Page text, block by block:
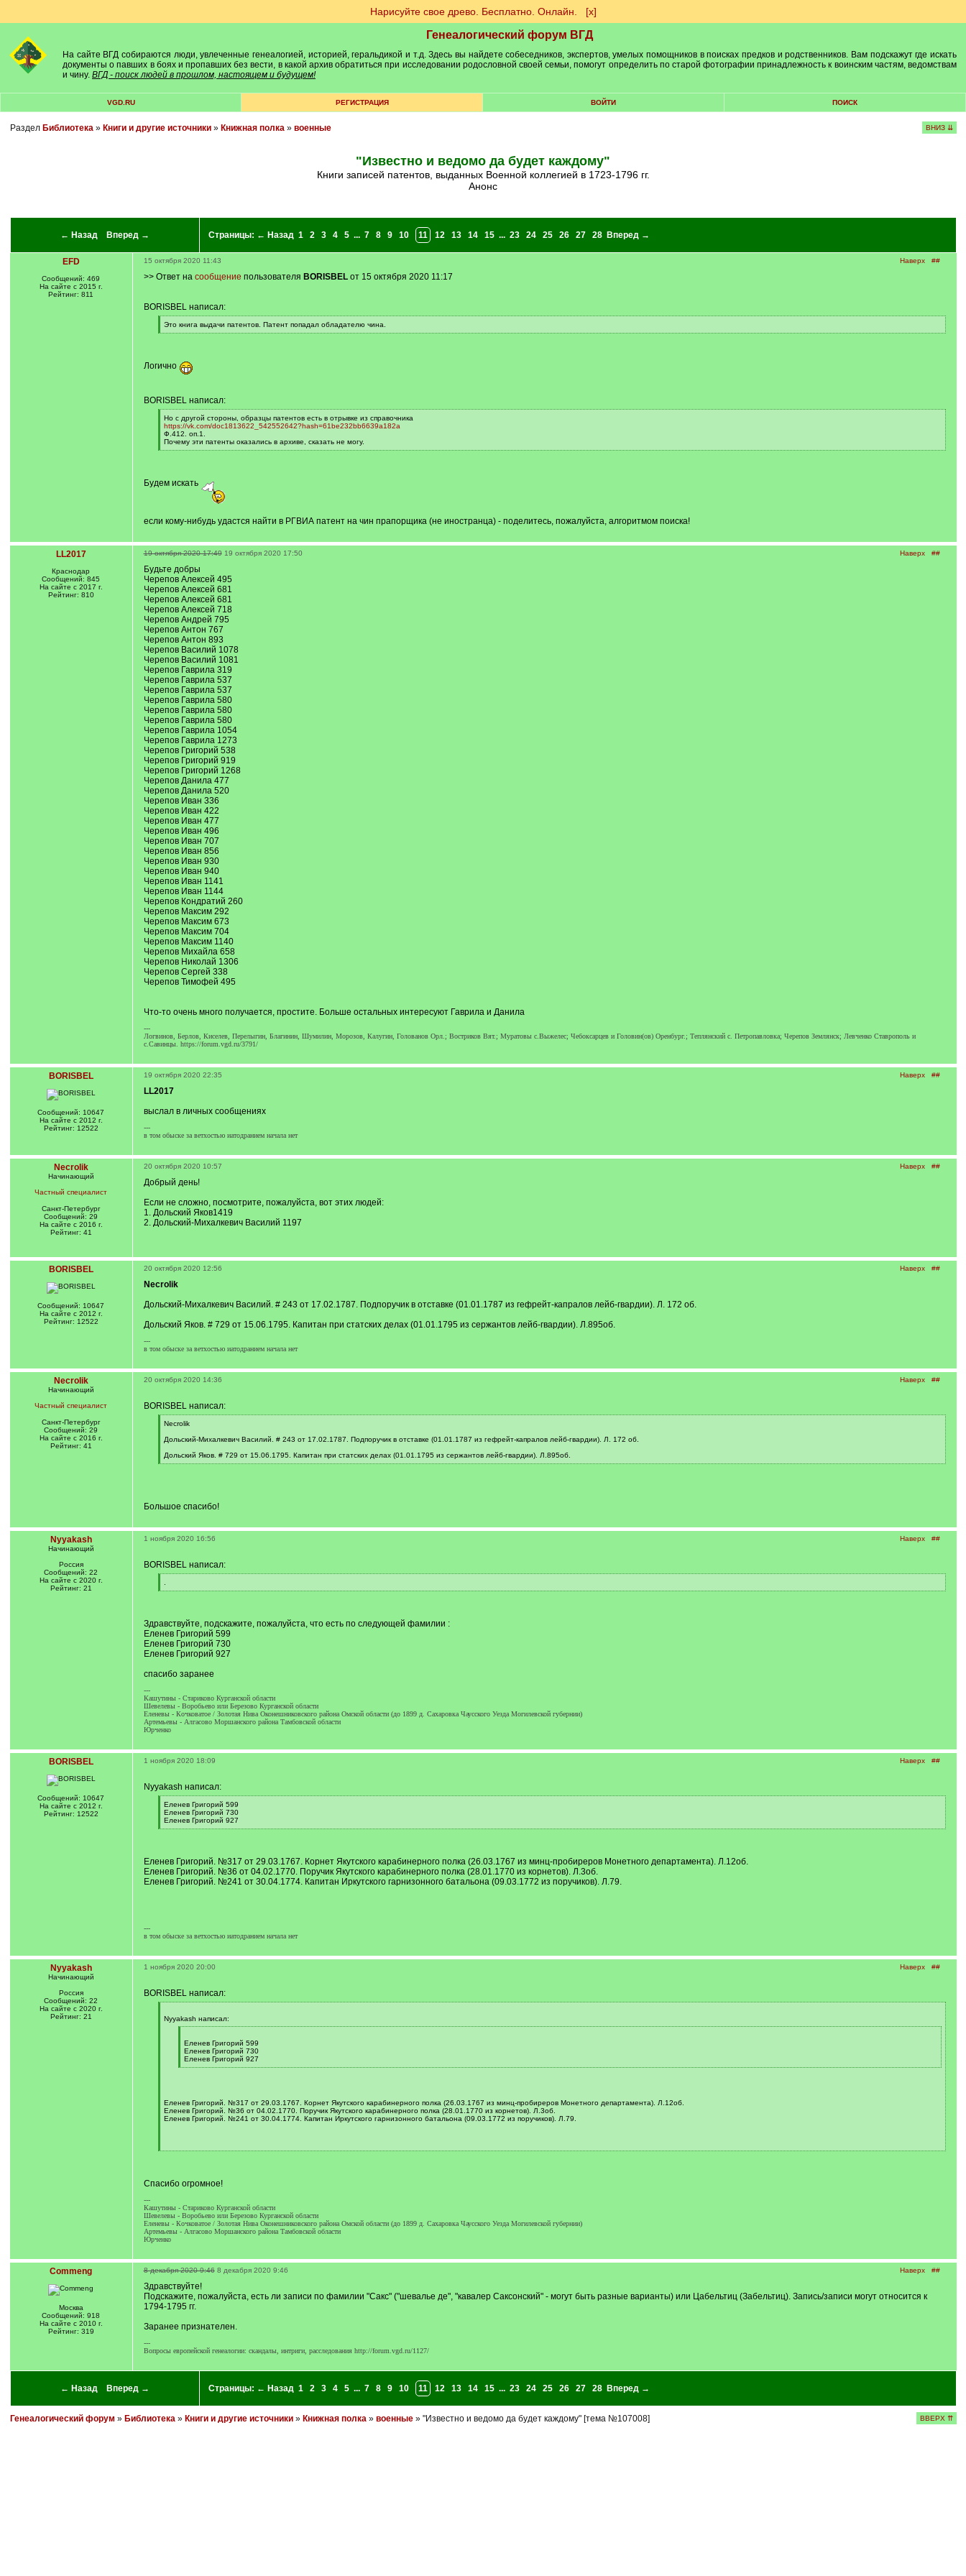
Нарисуйте свое древо. Бесплатно. Онлайн. [х]
Генеалогический форум ВГД
На сайте ВГД собираются люди, увлеченные генеалогией, историей, геральдикой и т.д. Здесь вы найдете собеседников, экспертов, умелых помощников в поисках предков и родственников. Вам подскажут где искать
документы о павших в боях и пропавших без вести, в какой архив обратиться при исследовании родословной своей семьи, помогут определить по старой фотографии принадлежность к воинским частям, ведомствам
и чину. ВГД - поиск людей в прошлом, настоящем и будущем!
VGD.RU РЕГИСТРАЦИЯ ВОЙТИ ПОИСК
Раздел Библиотека» Книги и другие источники» Книжная полка» военные ВНИЗ ⇊
"Известно и ведомо да будет каждому"
Книги записей патентов, выданных Военной коллегией в 1723-1796 гг.
Анонс
← Назад Вперед → Страницы: ← Назад 1 2 3 4 5 ... 7 8 9 10 11 12 13 14 15 ... 23 24 25 26 27 28 Вперед →
EFD
Сообщений: 469
На сайте с 2015 г.
Рейтинг: 811
Наверх ##
15 октября 2020 11:43
>> Ответ на сообщение пользователя BORISBELот 15 октября 2020 11:17
BORISBEL написал:
[
q
Это книга выдачи патентов. Патент попадал обладателю чина.
[
Логично
BORISBEL написал:
[
q
]
Но с другой стороны, образцы патентов есть в отрывке из справочника
https://vk.com/doc1813622_542552642?hash=61be232bb6639a182a
Ф.412. оп.1.
Почему эти патенты оказались в архиве, сказать не могу.
[
Будем искать
если кому-нибудь удастся найти в РГВИА патент на чин прапорщика (не иностранца) - поделитесь, пожалуйста, алгоритмом поиска!
LL2017
Краснодар
Сообщений: 845
На сайте с 2017 г.
Рейтинг: 810
Наверх ##
19 октября 2020 17:49 19 октября 2020 17:50
Будьте добры
Черепов Алексей 495
Черепов Алексей 681
Черепов Алексей 681
Черепов Алексей 718
Черепов Андрей 795
Черепов Антон 767
Черепов Антон 893
Черепов Василий 1078
Черепов Василий 1081
Черепов Гаврила 319
Черепов Гаврила 537
Черепов Гаврила 537
Черепов Гаврила 580
Черепов Гаврила 580
Черепов Гаврила 580
Черепов Гаврила 1054
Черепов Гаврила 1273
Черепов Григорий 538
Черепов Григорий 919
Черепов Григорий 1268
Черепов Данила 477
Черепов Данила 520
Черепов Иван 336
Черепов Иван 422
Черепов Иван 477
Черепов Иван 496
Черепов Иван 707
Черепов Иван 856
Черепов Иван 930
Черепов Иван 940
Черепов Иван 1141
Черепов Иван 1144
Черепов Кондратий 260
Черепов Максим 292
Черепов Максим 673
Черепов Максим 704
Черепов Максим 1140
Черепов Михайла 658
Черепов Николай 1306
Черепов Сергей 338
Черепов Тимофей 495
Что-то очень много получается, простите. Больше остальных интересуют Гаврила и Данила
---
Логвинов, Берлов, Киселев, Перелыгин, Благинин, Шумилин, Морозов, Калугин, Голованов Орл.; Востриков Вят.; Муратовы с.Выжелес; Чебоксарцев и Головин(ов) Оренбург.; Теплянский с. Петропавловка; Черепов Землянск; Левченко Ставрополь и
с.Савинцы. https://forum.vgd.ru/3791/
BORISBEL
Сообщений: 10647
На сайте с 2012 г.
Рейтинг: 12522
Наверх ##
19 октября 2020 22:35
LL2017
выслал в личных сообщениях
---
в том обыске за ветхостью иатодранием начала нет
Necrolik
Начинающий
Частный специалист
Санкт-Петербург
Сообщений: 29
На сайте с 2016 г.
Рейтинг: 41
Наверх ##
20 октября 2020 10:57
Добрый день!
Если не сложно, посмотрите, пожалуйста, вот этих людей:
1. Дольский Яков1419
2. Дольский-Михалкевич Василий 1197
BORISBEL
Сообщений: 10647
На сайте с 2012 г.
Рейтинг: 12522
Наверх ##
20 октября 2020 12:56
Necrolik
Дольский-Михалкевич Василий. # 243 от 17.02.1787. Подпоручик в отставке (01.01.1787 из гефрейт-капралов лейб-гвардии). Л. 172 об.
Дольский Яков. # 729 от 15.06.1795. Капитан при статских делах (01.01.1795 из сержантов лейб-гвардии). Л.895об.
---
в том обыске за ветхостью иатодранием начала нет
Necrolik
Начинающий
Частный специалист
Санкт-Петербург
Сообщений: 29
На сайте с 2016 г.
Рейтинг: 41
Наверх ##
20 октября 2020 14:36
BORISBEL написал:
[
]
Necrolik
Дольский-Михалкевич Василий. # 243 от 17.02.1787. Подпоручик в отставке (01.01.1787 из гефрейт-капралов лейб-гвардии). Л. 172 об.
Дольский Яков. # 729 от 15.06.1795. Капитан при статских делах (01.01.1795 из сержантов лейб-гвардии). Л.895об.
[
Большое спасибо!
Nyyakash
Начинающий
Россия
Сообщений: 22
На сайте с 2020 г.
Рейтинг: 21
Наверх ##
1 ноября 2020 16:56
BORISBEL написал:
q
[
Здравствуйте, подскажите, пожалуйста, что есть по следующей фамилии :
Еленев Григорий 599
Еленев Григорий 730
Еленев Григорий 927
спасибо заранее
---
Кашутины - Стариково Курганской области
Шевелевы - Воробьево или Березово Курганской области
Еленевы - Кочковатое / Золотая Нива Оконешниковского района Омской области (до 1899 д. Сахаровка Чаусского Уезда Могилевской губернии)
Артемьевы - Алгасово Моршанского района Тамбовской области
Юрченко
BORISBEL
Сообщений: 10647
На сайте с 2012 г.
Рейтинг: 12522
Наверх ##
1 ноября 2020 18:09
Nyyakash написал:
[
q
]
Еленев Григорий 599
Еленев Григорий 730
Еленев Григорий 927
[
Еленев Григорий. №317 от 29.03.1767. Корнет Якутского карабинерного полка (26.03.1767 из минц-пробиреров Монетного департамента). Л.12об.
Еленев Григорий. №36 от 04.02.1770. Поручик Якутского карабинерного полка (28.01.1770 из корнетов). Л.3об.
Еленев Григорий. №241 от 30.04.1774. Капитан Иркутского гарнизонного батальона (09.03.1772 из поручиков). Л.79.
---
в том обыске за ветхостью иатодранием начала нет
Nyyakash
Начинающий
Россия
Сообщений: 22
На сайте с 2020 г.
Рейтинг: 21
Наверх ##
1 ноября 2020 20:00
BORISBEL написал:
q
Nyyakash написал:
q
]
Еленев Григорий 599
Еленев Григорий 730
Еленев Григорий 927
[
Еленев Григорий. №317 от 29.03.1767. Корнет Якутского карабинерного полка (26.03.1767 из минц-пробиреров Монетного департамента). Л.12об.
Еленев Григорий. №36 от 04.02.1770. Поручик Якутского карабинерного полка (28.01.1770 из корнетов). Л.3об.
Еленев Григорий. №241 от 30.04.1774. Капитан Иркутского гарнизонного батальона (09.03.1772 из поручиков). Л.79.
[
Спасибо огромное!
---
Кашутины - Стариково Курганской области
Шевелевы - Воробьево или Березово Курганской области
Еленевы - Кочковатое / Золотая Нива Оконешниковского района Омской области (до 1899 д. Сахаровка Чаусского Уезда Могилевской губернии)
Артемьевы - Алгасово Моршанского района Тамбовской области
Юрченко
Commeng
Москва
Сообщений: 918
На сайте с 2010 г.
Рейтинг: 319
Наверх ##
8 декабря 2020 9:46 8 декабря 2020 9:46
Здравствуйте!
Подскажите, пожалуйста, есть ли записи по фамилии "Сакс" ("шевалье де", "кавалер Саксонский" - могут быть разные варианты) или Цабельтиц (Забельтиц). Запись/записи могут относится к
1794-1795 гг.
Заранее признателен.
---
Вопросы европейской генеалогии: скандалы, интриги, расследования http://forum.vgd.ru/1127/
← Назад Вперед → Страницы: ← Назад 1 2 3 4 5 ... 7 8 9 10 11 12 13 14 15 ... 23 24 25 26 27 28 Вперед →
Генеалогический форум » Библиотека» Книги и другие источники» Книжная полка» военные» "Известно и ведомо да будет каждому" [тема №107008] ВВЕРХ ⇈